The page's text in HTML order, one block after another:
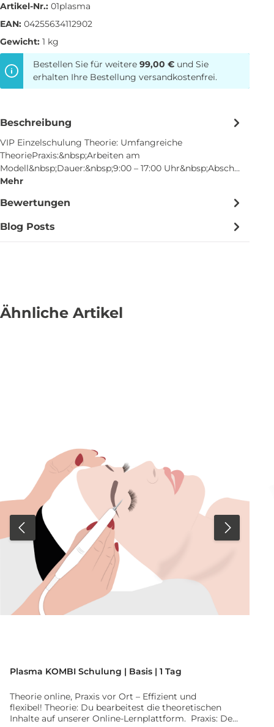
Artikel-Nr.: 01plasma
EAN: 04255634112902
Gewicht: 1 kg
Bestellen Sie für weitere 99,00 € und Sie
erhalten Ihre Bestellung versandkostenfrei.
Beschreibung
VIP Einzelschulung Theorie: Umfangreiche
TheoriePraxis:&nbsp;Arbeiten am
Modell&nbsp;Dauer:&nbsp;9:00 – 17:00 Uhr&nbsp;Absch…
Mehr
Bewertungen
Blog Posts
Ähnliche Artikel
Plasma KOMBI Schulung | Basis | 1 Tag
Theorie online, Praxis vor Ort – Effizient und
flexibel! Theorie: Du bearbeitest die theoretischen
Inhalte auf unserer Online-Lernplattform. Praxis: Der